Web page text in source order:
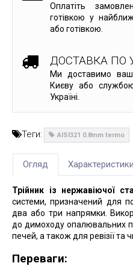
Оплатіть
готівкою у
або готівкою.
ДОСТАВКА ПО
Ми доставимо
Києву або
Україні.
Теги: AISI321 0.8mm termo
Огляд Характеристики
Трійник із нержавіючої
системи, призначений для
два або три напрямки.
до димоходу опалювальних
печей, а також для ревізії
Переваги: